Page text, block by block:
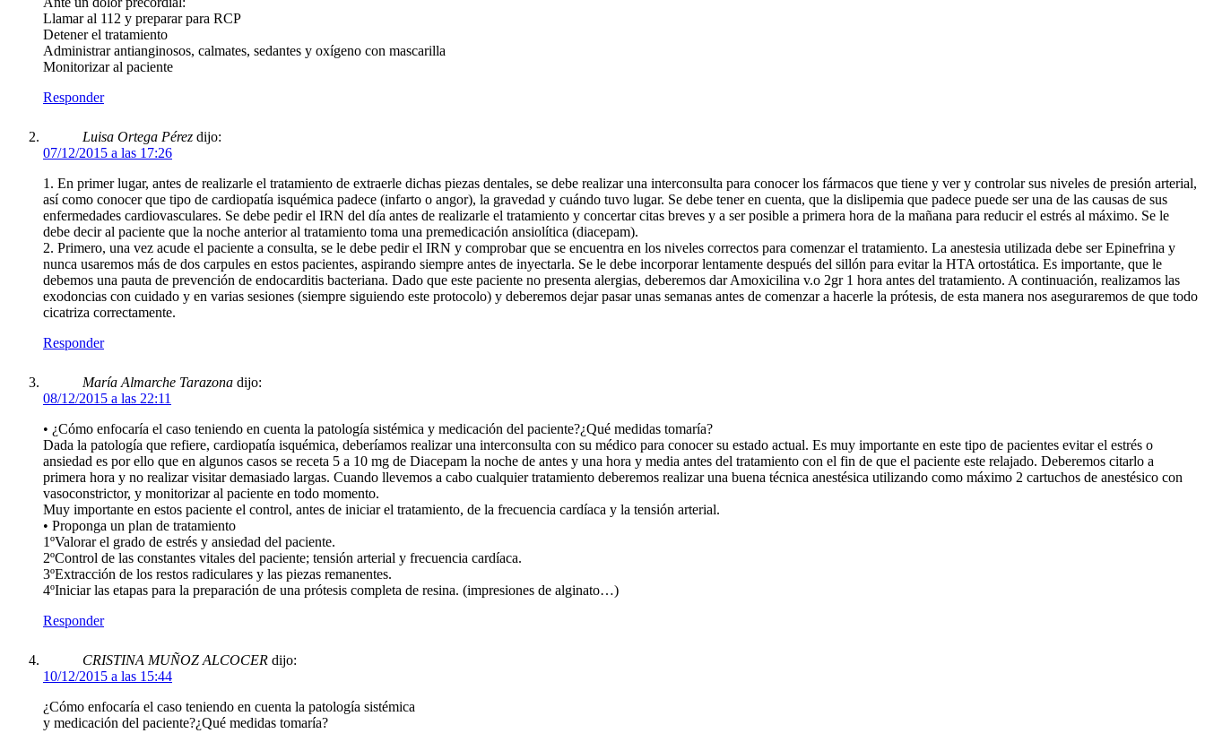
Llamar al 112 y preparar para RCP
Detener el tratamiento
Administrar antianginosos, calmates, sedantes y oxígeno con mascarilla
Monitorizar al paciente
Responder
Luisa Ortega Pérez dijo:
07/12/2015 a las 17:26
1. En primer lugar, antes de realizarle el tratamiento de extraerle dichas piezas dentales, se debe realizar una interconsulta para conocer los fármacos que tiene y ver y controlar sus niveles de presión arterial,
así como conocer que tipo de cardiopatía isquémica padece (infarto o angor), la gravedad y cuándo tuvo lugar. Se debe tener en cuenta, que la dislipemia que padece puede ser una de las causas de sus
enfermedades cardiovasculares. Se debe pedir el IRN del día antes de realizarle el tratamiento y concertar citas breves y a ser posible a primera hora de la mañana para reducir el estrés al máximo. Se le
debe decir al paciente que la noche anterior al tratamiento toma una premedicación ansiolítica (diacepam).
2. Primero, una vez acude el paciente a consulta, se le debe pedir el IRN y comprobar que se encuentra en los niveles correctos para comenzar el tratamiento. La anestesia utilizada debe ser Epinefrina y
nunca usaremos más de dos carpules en estos pacientes, aspirando siempre antes de inyectarla. Se le debe incorporar lentamente después del sillón para evitar la HTA ortostática. Es importante, que le
debemos una pauta de prevención de endocarditis bacteriana. Dado que este paciente no presenta alergias, deberemos dar Amoxicilina v.o 2gr 1 hora antes del tratamiento. A continuación, realizamos las
exodoncias con cuidado y en varias sesiones (siempre siguiendo este protocolo) y deberemos dejar pasar unas semanas antes de comenzar a hacerle la prótesis, de esta manera nos aseguraremos de que todo
cicatriza correctamente.
Responder
María Almarche Tarazona dijo:
08/12/2015 a las 22:11
• ¿Cómo enfocaría el caso teniendo en cuenta la patología sistémica y medicación del paciente?¿Qué medidas tomaría?
Dada la patología que refiere, cardiopatía isquémica, deberíamos realizar una interconsulta con su médico para conocer su estado actual. Es muy importante en este tipo de pacientes evitar el estrés o
ansiedad es por ello que en algunos casos se receta 5 a 10 mg de Diacepam la noche de antes y una hora y media antes del tratamiento con el fin de que el paciente este relajado. Deberemos citarlo a
primera hora y no realizar visitar demasiado largas. Cuando llevemos a cabo cualquier tratamiento deberemos realizar una buena técnica anestésica utilizando como máximo 2 cartuchos de anestésico con
vasoconstrictor, y monitorizar al paciente en todo momento.
Muy importante en estos paciente el control, antes de iniciar el tratamiento, de la frecuencia cardíaca y la tensión arterial.
• Proponga un plan de tratamiento
1ºValorar el grado de estrés y ansiedad del paciente.
2ºControl de las constantes vitales del paciente; tensión arterial y frecuencia cardíaca.
3ºExtracción de los restos radiculares y las piezas remanentes.
4ºIniciar las etapas para la preparación de una prótesis completa de resina. (impresiones de alginato…)
Responder
CRISTINA MUÑOZ ALCOCER dijo:
10/12/2015 a las 15:44
¿Cómo enfocaría el caso teniendo en cuenta la patología sistémica
y medicación del paciente?¿Qué medidas tomaría?